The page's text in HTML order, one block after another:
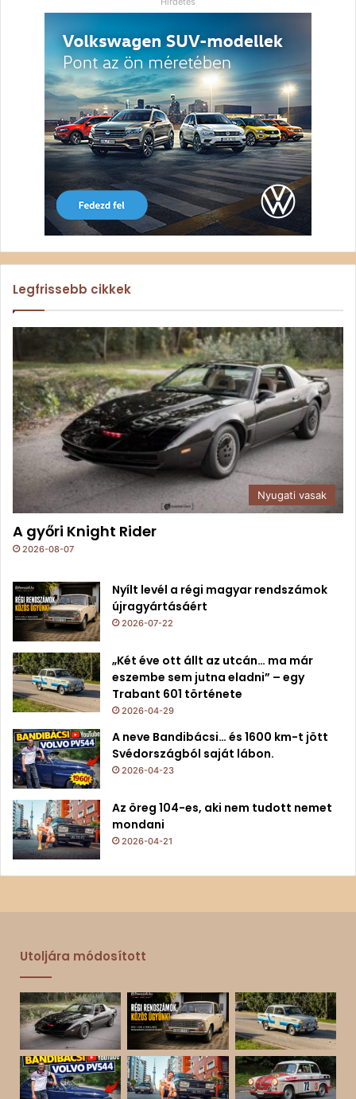
Legfrissebb cikkek
Nyugati vasak
A győri Knight Rider
2026-08-07
Nyílt levél a régi magyar rendszámok
újragyártásáért
2026-07-22
„Két éve ott állt az utcán… ma már
eszembe sem jutna eladni” – egy
Trabant 601 története
2026-04-29
A neve Bandibácsi… és 1600 km-t jött
Svédországból saját lábon.
2026-04-23
Az öreg 104-es, aki nem tudott nemet
mondani
2026-04-21
Utoljára módosított